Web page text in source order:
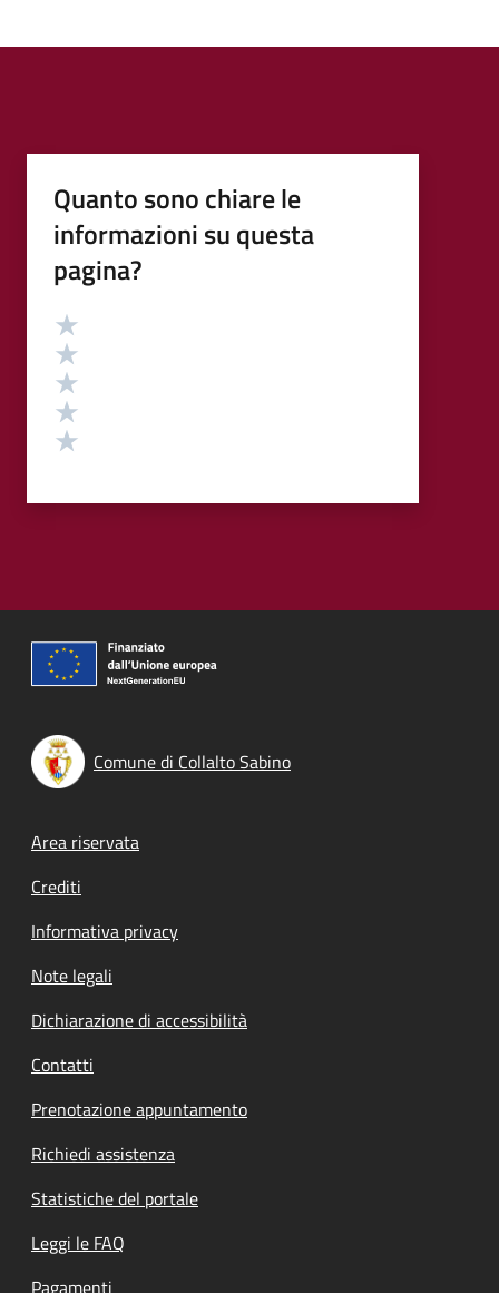
Quanto sono chiare le
informazioni su questa
pagina?
Valutazione
Comune di Collalto Sabino
Footer menu
Area riservata
Crediti
Informativa privacy
Note legali
Dichiarazione di accessibilità
Contatti
Prenotazione appuntamento
Richiedi assistenza
Statistiche del portale
Leggi le FAQ
Pagamenti